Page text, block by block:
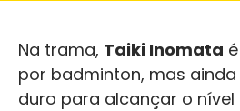
Na trama, Taiki Inomata
por badminton, mas
duro para alcançar o nível